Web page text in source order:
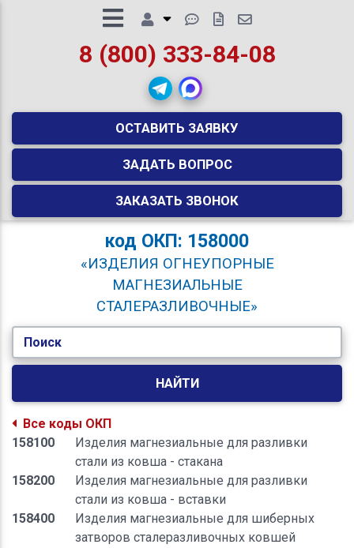
8 (800) 333-84-08
ОСТАВИТЬ ЗАЯВКУ
ЗАДАТЬ ВОПРОС
ЗАКАЗАТЬ ЗВОНОК
код ОКП: 158000
«ИЗДЕЛИЯ ОГНЕУПОРНЫЕ
МАГНЕЗИАЛЬНЫЕ
СТАЛЕРАЗЛИВОЧНЫЕ»
Поиск
НАЙТИ
Все коды ОКП
158100
Изделия магнезиальные для разливки
стали из ковша - стакана
158200
Изделия магнезиальные для разливки
стали из ковша - вставки
158400
Изделия магнезиальные для шиберных
затворов сталеразливочных ковшей